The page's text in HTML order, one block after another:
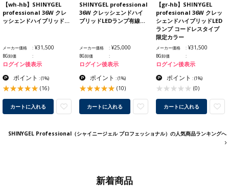
【wh-hb】SHINYGEL
professional 36W クレ
ッシェンドハイブリッド…
メーカー価格 ¥31,500
BG卸価
ログイン後表示
ポイント :(1%)
(16)
カートに入れる
SHINYGEL professional
36W クレッシェンドハイ
ブリッドLEDランプ有線…
メーカー価格 ¥25,000
BG卸価
ログイン後表示
ポイント :(1%)
(10)
カートに入れる
【gr-hb】SHINYGEL
profesional 36W クレッ
シェンドハイブリッドLED
ランプ コードレスタイプ
限定カラー
メーカー価格 ¥31,500
BG卸価
ログイン後表示
ポイント :(1%)
(0)
カートに入れる
SHINYGEL Professional（シャイニージェル プロフェッショナル）の人気商品ランキングへ
新着商品